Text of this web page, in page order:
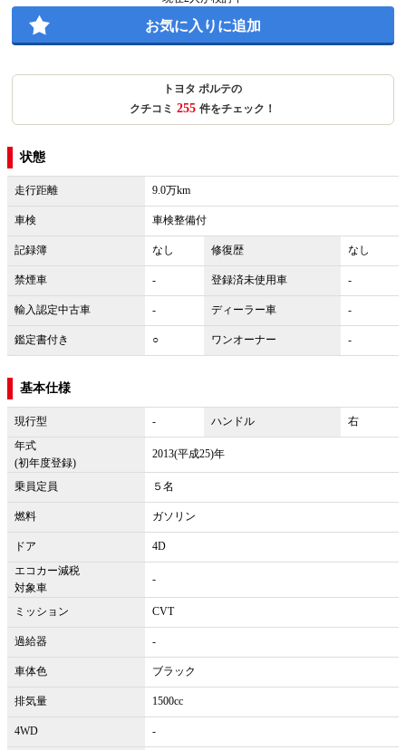
お気に入りに追加
トヨタ ポルテの
クチコミ 255 件をチェック！
状態
走行距離 9.0万km
車検 車検整備付
記録簿 なし 修復歴 なし
禁煙車 - 登録済未使用車 -
輸入認定中古車 - ディーラー車 -
鑑定書付き ○ ワンオーナー -
基本仕様
現行型 - ハンドル
右
年式
(初年度登録)
2013(平成25)年
乗員定員 ５名
燃料 ガソリン
ドア
4D
エコカー減税
対象車
-
ミッション CVT
過給器 -
車体色 ブラック
排気量 1500cc
4WD -